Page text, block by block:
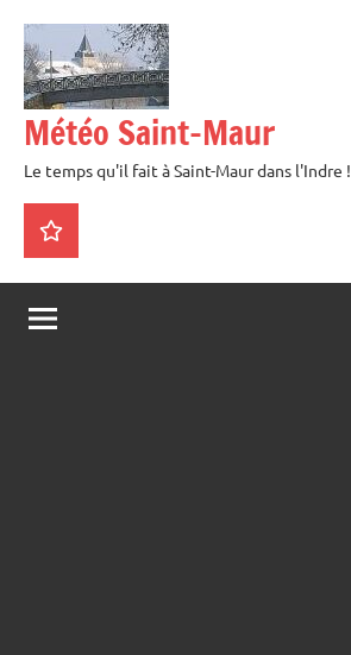
contenu
Météo Saint-Maur
Le temps qu'il fait à Saint-Maur dans l'Indre !
La
météo
en